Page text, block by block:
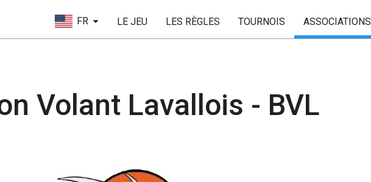
FR LE JEU LES RÈGLES TOURNOIS ASSOCIATIONS
Volant Lavallois - BVL